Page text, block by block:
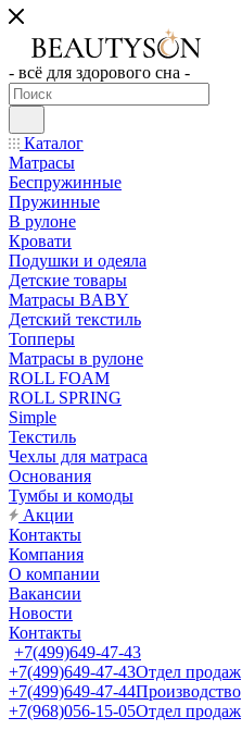
- всё для здорового сна -
Каталог
Матрасы
Беспружинные
Пружинные
В рулоне
Кровати
Подушки и одеяла
Детские товары
Матрасы BABY
Детский текстиль
Топперы
Матрасы в рулоне
ROLL FOAM
ROLL SPRING
Simple
Текстиль
Чехлы для матраса
Основания
Тумбы и комоды
Акции
Контакты
Компания
О компании
Вакансии
Новости
Контакты
+7(499)649-47-43
+7(499)649-47-43Отдел продаж
+7(499)649-47-44Производство
+7(968)056-15-05Отдел продаж